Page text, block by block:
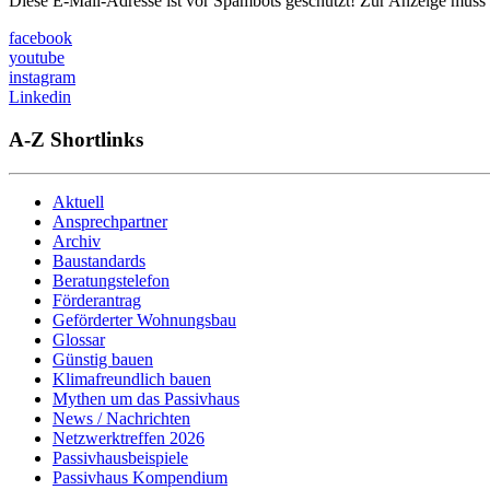
facebook
youtube
instagram
Linkedin
A-Z Shortlinks
Aktuell
Ansprechpartner
Archiv
Baustandards
Beratungstelefon
Förderantrag
Geförderter Wohnungsbau
Glossar
Günstig bauen
Klimafreundlich bauen
Mythen um das Passivhaus
News / Nachrichten
Netzwerktreffen 2026
Passivhausbeispiele
Passivhaus Kompendium